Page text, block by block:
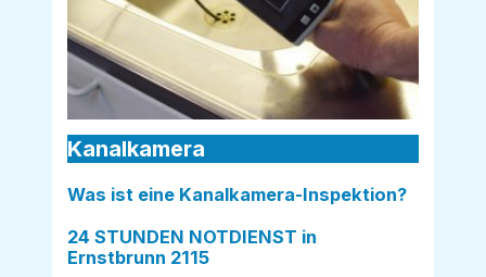
Kanalkamera
Was ist eine Kanalkamera-Inspektion?
24 STUNDEN NOTDIENST in
Ernstbrunn 2115